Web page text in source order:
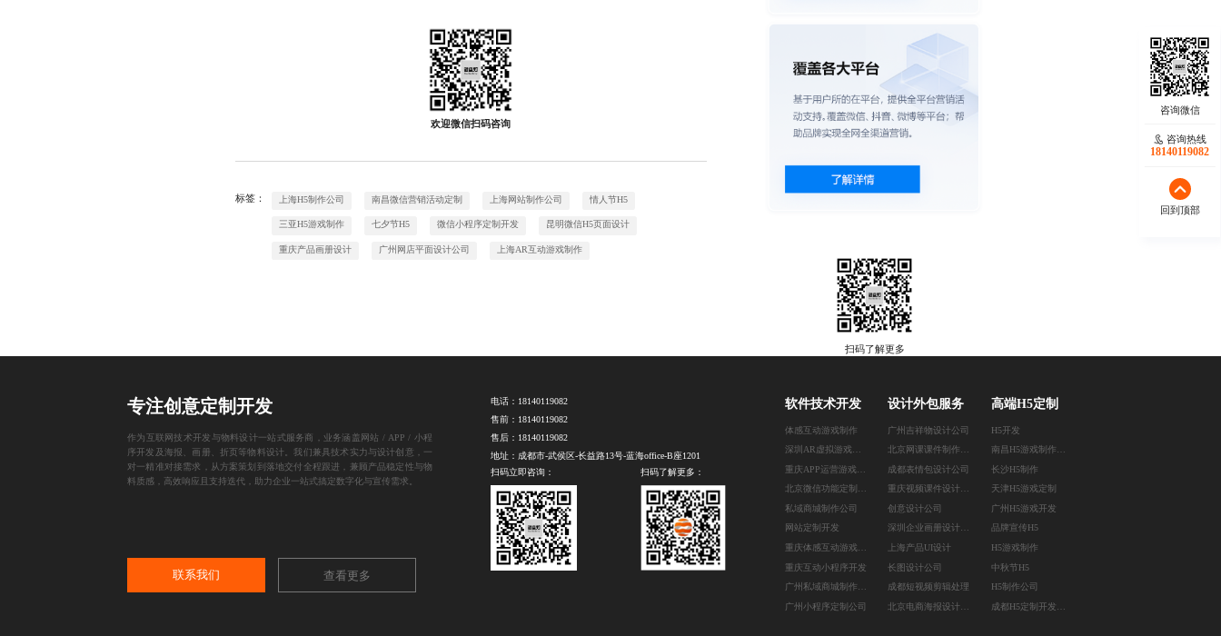
欢迎微信扫码咨询
标签： 上海H5制作公司 南昌微信营销活动定制 上海网站制作公司 情人节H5
三亚H5游戏制作 七夕节H5 微信小程序定制开发 昆明微信H5页面设计
重庆产品画册设计 广州网店平面设计公司 上海AR互动游戏制作
扫码了解更多
咨询热线
18140119082
回到顶部
专注创意定制开发
作为互联网技术开发与物料设计一站式服务商，业务涵盖网站 / APP / 小程
序开发及海报、画册、折页等物料设计。我们兼具技术实力与设计创意，一
对一精准对接需求，从方案策划到落地交付全程跟进，兼顾产品稳定性与物
料质感，高效响应且支持迭代，助力企业一站式搞定数字化与宣传需求。
联系我们 查看更多
电话： 18140119082
售前： 18140119082
售后： 18140119082
地址：成都市-武侯区-长益路13号-蓝海office-B座1201
扫码立即咨询：
扫码了解更多：
软件技术开发
体感互动游戏制作
深圳AR虚拟游戏定制
北京微信功能定制公司
私域商城制作公司
网站定制开发
重庆互动小程序开发
广州小程序定制公司
设计外包服务
广州吉祥物设计公司
北京网课课件制作公司
成都表情包设计公司
重庆视频课件设计公司
创意设计公司
深圳企业画册设计公司
上海产品UI设计
长图设计公司
成都短视频剪辑处理
高端H5定制
H5开发
南昌H5游戏制作公司
长沙H5制作
天津H5游戏定制
广州H5游戏开发
品牌宣传H5
H5游戏制作
中秋节H5
H5制作公司